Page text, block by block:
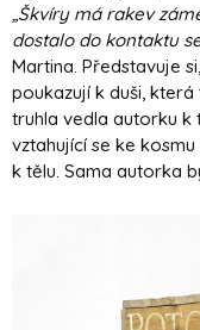
„Škvíry má rakev
dostalo do kontaktu
Martina. Představuje
poukazují k duši,
truhla vedla autorku k
vztahující se ke
k tělu. Sama autorka